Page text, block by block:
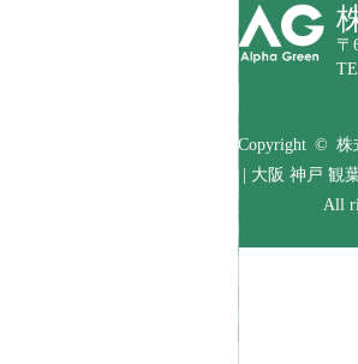
〒
Copyright © 株
| 大阪 神戸 観
All